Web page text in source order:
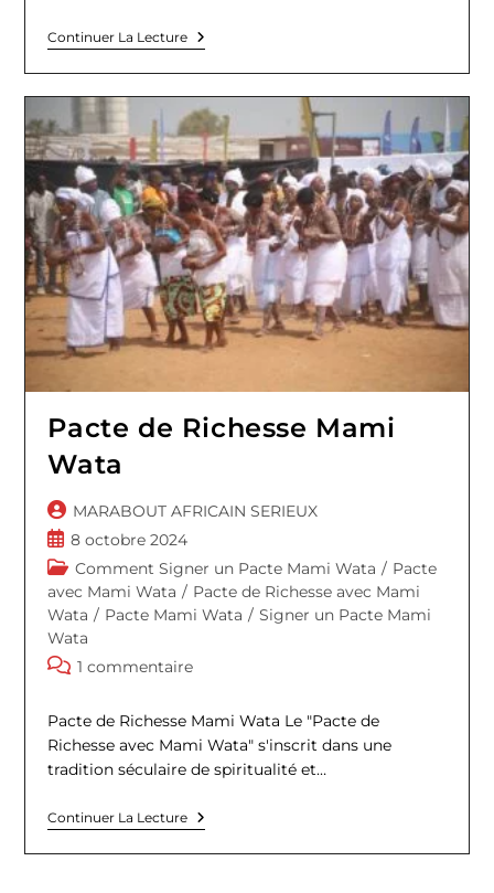
Continuer La LectureComment
Faire
Un
De
Richesse
Avec
Mami
Wata
Pacte de Richesse Mami
Wata
Auteur/autrice
de
la
publication :
MARABOUT AFRICAIN SERIEUX
Publication
publiée :
8 octobre 2024
Post
category:
Comment Signer un Pacte Mami Wata / Pacte
avec Mami Wata / Pacte de Richesse avec Mami
Wata / Pacte Mami Wata / Signer un Pacte Mami
Wata
Commentaires
la
publication :
1 commentaire
Pacte de Richesse Mami Wata Le "Pacte de
Richesse avec Mami Wata" s'inscrit dans une
tradition séculaire de spiritualité et…
Continuer La LecturePacte
De
Richesse